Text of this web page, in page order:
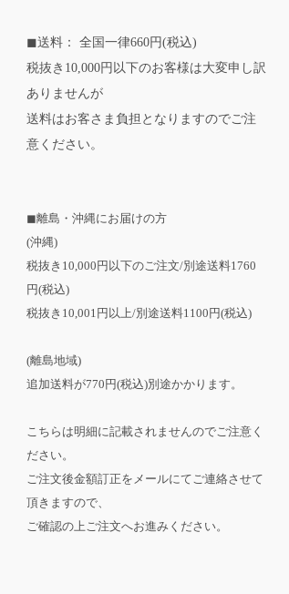
◼送料： 全国一律660円(税込)
税抜き10,000円以下のお客様は大変申し訳
ありませんが
送料はお客さま負担となりますのでご注
意ください。
◼離島・沖縄にお届けの方
(沖縄)
税抜き10,000円以下のご注文/別途送料1760
円(税込)
税抜き10,001円以上/別途送料1100円(税込)
(離島地域)
追加送料が770円(税込)別途かかります。
こちらは明細に記載されませんのでご注意く
ださい。
ご注文後金額訂正をメールにてご連絡させて
頂きますので、
ご確認の上ご注文へお進みください。